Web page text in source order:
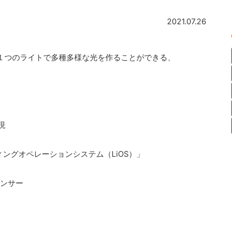
2021.07.26
のライトで多種多様な光を作ることができる、
グオペレーションシステム（LiOS）」
サー